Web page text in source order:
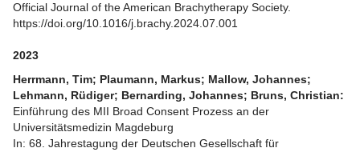
Official Journal of theAmerican Brachytherapy Society.
https://doi.org/10.1016/j.brachy.2024.07.001
2023
Herrmann, Tim; Plaumann, Markus; Mallow, Johannes;
Lehmann, Rüdiger; Bernarding, Johannes; Bruns, Christian:
Einführung des MII Broad Consent Prozess an der
Universitätsmedizin Magdeburg
In: 68. Jahrestagung der Deutschen Gesellschaft für